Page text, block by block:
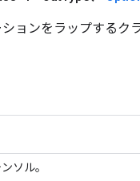
ョンをラップするク
ソル。